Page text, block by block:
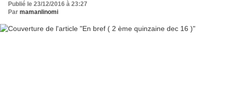
Publié le 23/12/2016 à 23:27
Par mamanlinomi